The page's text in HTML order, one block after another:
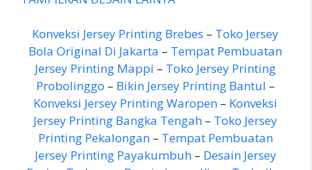
Konveksi Jersey Printing Brebes – Toko Jersey
Bola Original Di Jakarta – Tempat Pembuatan
Jersey Printing Mappi – Toko Jersey Printing
Probolinggo – Bikin Jersey Printing Bantul –
Konveksi Jersey Printing Waropen – Konveksi
Jersey Printing Bangka Tengah – Toko Jersey
Printing Pekalongan– Tempat Pembuatan
Jersey Printing Payakumbuh– Desain Jersey